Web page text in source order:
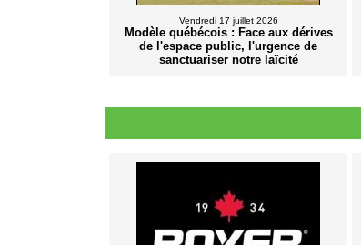
Vendredi 17 juillet 2026
Modèle québécois : Face aux dérives
de l'espace public, l'urgence de
sanctuariser notre laïcité